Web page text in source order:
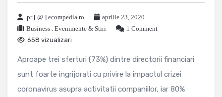
pr [ @ ] ecompedia ro
aprilie 23, 2020
Business , Evenimente & Stiri
1 Comment
658 vizualizari
Aproape trei sferturi (73%) dintre directorii financiari
sunt foarte ingrijorati cu privire la impactul crizei
coronavirus asupra activitatii companiilor, iar 80%